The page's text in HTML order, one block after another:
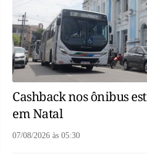
Cashback nos ônibus
em Natal
07/08/2026 às 05:30